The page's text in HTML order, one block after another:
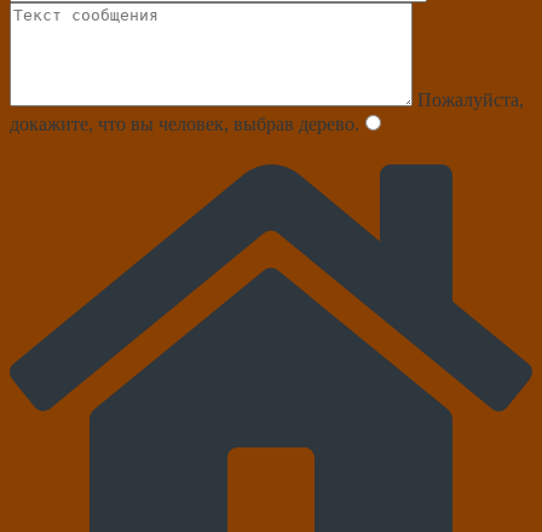
Пожалуйста,
докажите, что вы человек, выбрав дерево.